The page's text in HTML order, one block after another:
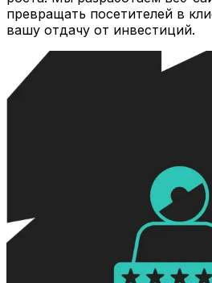
превращать посетителей в
вашу отдачу от инвестиций.